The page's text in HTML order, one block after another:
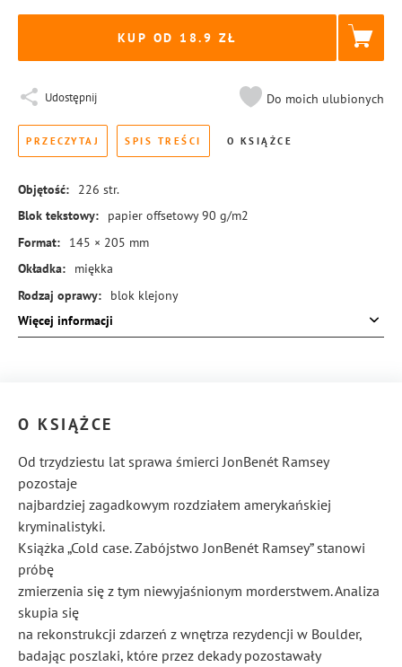
KUP OD 18.9
Udostępnij Do moich ulubionych
PRZECZYTAJ SPIS TREŚCI O KSIĄŻCE
Objętość: 226 str.
Blok tekstowy:
papier offsetowy 90 g/m2
Format:
145 × 205 mm
Okładka:
miękka
Rodzaj oprawy:
blok klejony
ISBN:
978-83-8455-565-1
Więcej informacji
O KSIĄŻCE
Od trzydziestu lat sprawa śmierci JonBenét Ramsey
pozostaje
najbardziej zagadkowym rozdziałem amerykańskiej
kryminalistyki.
Książka „Cold case. Zabójstwo JonBenét Ramsey” stanowi
próbę
zmierzenia się z tym niewyjaśnionym morderstwem. Analiza
skupia się
na rekonstrukcji zdarzeń z wnętrza rezydencji w Boulder,
badając poszlaki, które przez dekady pozostawały